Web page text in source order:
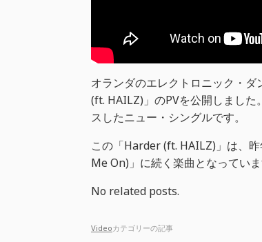
オランダのエレクトロニック・
(ft. HAILZ)」のPVを公開しました
スしたニュー・シングルです。
この「Harder (ft. HAILZ)」は、
Me On)」に続く楽曲となっていま
No related posts.
Videoカテゴリーの記事